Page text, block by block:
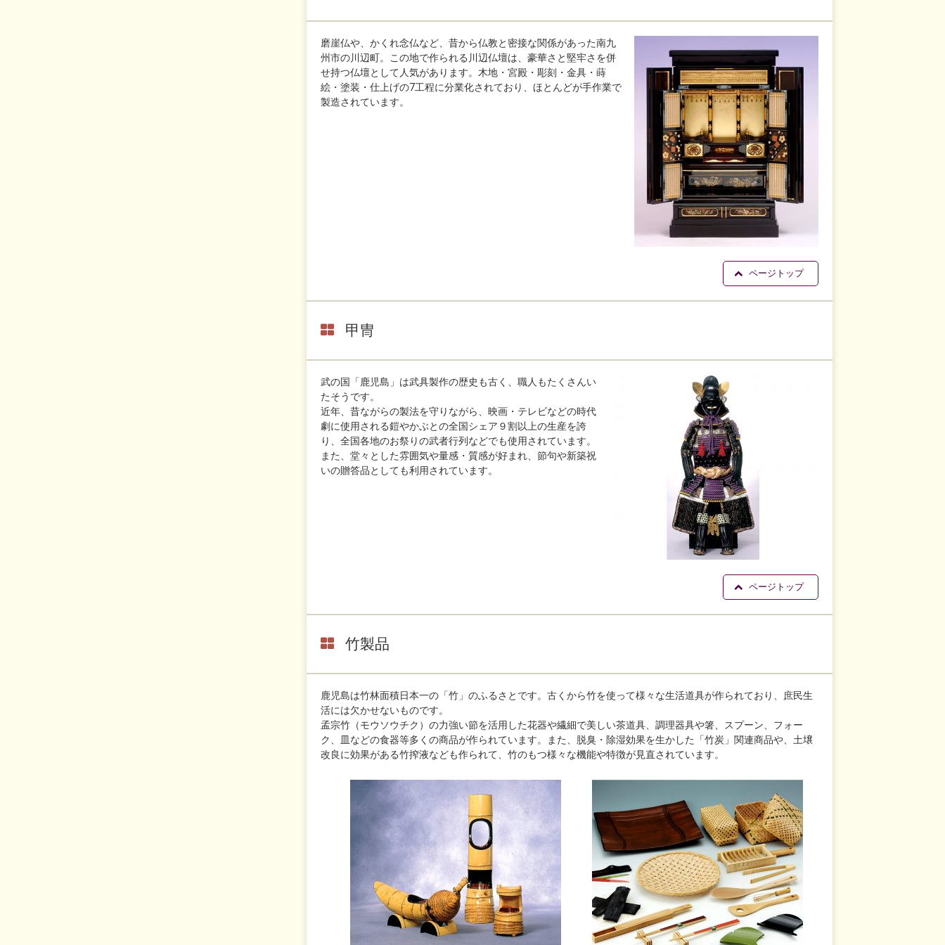
磨崖仏や、かくれ念仏など、昔から仏教と密接な関係があった南九
州市の川辺町。この地で作られる川辺仏壇は、豪華さと堅牢さを併
せ持つ仏壇として人気があります。木地・宮殿・彫刻・金具・蒔
絵・塗装・仕上げの7工程に分業化されており、ほとんどが手作業で
製造されています。
ページトップ
甲冑
武の国「鹿児島」は武具製作の歴史も古く、職人もたくさんい
たそうです。
近年、昔ながらの製法を守りながら、映画・テレビなどの時代
劇に使用される鎧やかぶとの全国シェア９割以上の生産を誇
り、全国各地のお祭りの武者行列などでも使用されています。
また、堂々とした雰囲気や量感・質感が好まれ、節句や新築祝
いの贈答品としても利用されています。
ページトップ
竹製品
鹿児島は竹林面積日本一の「竹」のふるさとです。古くから竹を使って様々な生活道具が作られており、庶民生
活には欠かせないものです。
孟宗竹（モウソウチク）の力強い節を活用した花器や繊細で美しい茶道具、調理器具や箸、スプーン、フォー
ク、皿などの食器等多くの商品が作られています。また、脱臭・除湿効果を生かした「竹炭」関連商品や、土壌
改良に効果がある竹搾液なども作られて、竹のもつ様々な機能や特徴が見直されています。